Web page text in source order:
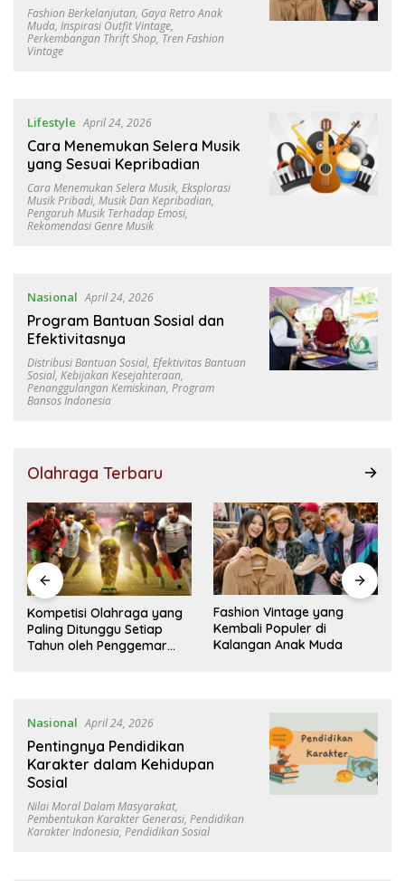
Fashion Berkelanjutan, Gaya Retro Anak
Muda, Inspirasi Outfit Vintage,
Perkembangan Thrift Shop, Tren Fashion
Vintage
Lifestyle April 24, 2026
Cara Menemukan Selera Musik
yang Sesuai Kepribadian
Cara Menemukan Selera Musik, Eksplorasi
Musik Pribadi, Musik Dan Kepribadian,
Pengaruh Musik Terhadap Emosi,
Rekomendasi Genre Musik
Nasional April 24, 2026
Program Bantuan Sosial dan
Efektivitasnya
Distribusi Bantuan Sosial, Efektivitas Bantuan
Sosial, Kebijakan Kesejahteraan,
Penanggulangan Kemiskinan, Program
Bansos Indonesia
Olahraga Terbaru
Fashion Vintage yang
Kembali Populer di
Kalangan Anak Muda
Cara Menemukan Selera
Musik yang Sesuai
Kepribadian
Nasional April 24, 2026
Pentingnya Pendidikan
Karakter dalam Kehidupan
Sosial
Nilai Moral Dalam Masyarakat,
Pembentukan Karakter Generasi, Pendidikan
Karakter Indonesia, Pendidikan Sosial